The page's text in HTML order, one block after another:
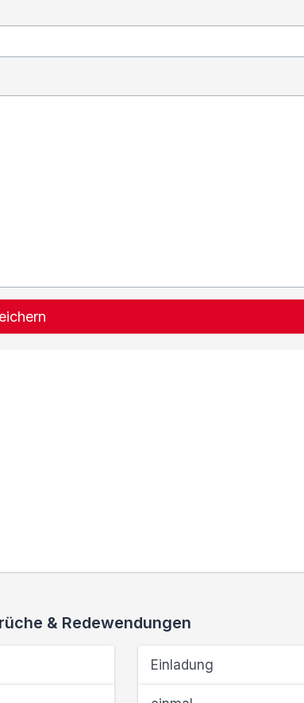
& Redewendungen
Einladung